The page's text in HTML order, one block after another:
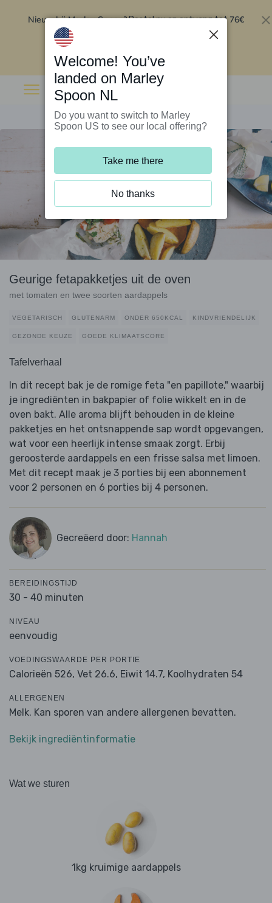
Nieuw bij Marley Spoon?Bestel nu en ontvang tot 76€
Geurige fetapakketjes uit de oven
met tomaten en twee soorten aardappels
VEGETARISCH GLUTENARM ONDER 650KCAL KINDVRIENDELIJK
GEZONDE KEUZE GOEDE KLIMAATSCORE
Tafelverhaal
In dit recept bak je de romige feta "en papillote," waarbij
je ingrediënten in bakpapier of folie wikkelt en in de
oven bakt. Alle aroma blijft behouden in de kleine
pakketjes en het ontsnappende sap wordt opgevangen,
wat voor een heerlijk intense smaak zorgt. Erbij
geroosterde aardappels en een frisse salsa met limoen.
Met dit recept maak je 3 porties bij een abonnement
voor 2 personen en 6 porties bij 4 personen.
Gecreëerd door: Hannah
BEREIDINGSTIJD
30 - 40 minuten
NIVEAU
eenvoudig
VOEDINGSWAARDE PER PORTIE
Calorieën 526, Vet 26.6, Eiwit 14.7, Koolhydraten 54
ALLERGENEN
Melk. Kan sporen van andere allergenen bevatten.
Bekijk ingrediëntinformatie
Wat we sturen
1kg kruimige aardappels
Welcome! You’ve
landed on Marley
Spoon NL
Do you want to switch to Marley
Spoon US to see our local offering?
Take me there
No thanks